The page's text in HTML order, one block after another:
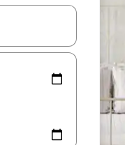
med upp- och